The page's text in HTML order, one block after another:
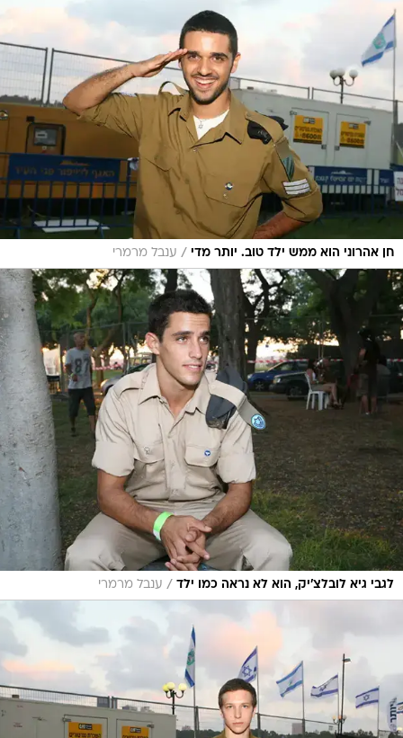
חן אהרוני הוא ממש ילד טוב. יותר מדי / ענבל מרמרי
לגבי גיא לובלצ'יק, הוא לא נראה כמו ילד / ענבל מרמרי